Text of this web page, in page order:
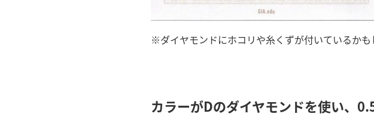
※ダイヤモンドにホコリや糸くずが付いているか
カラーがDのダイヤモンドを使い、